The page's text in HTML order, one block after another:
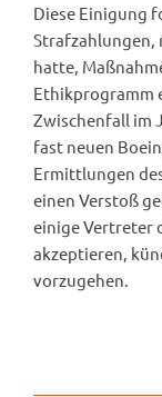
Diese Einigung
Strafzahlungen,
hatte,
Ethikprogramm
Zwischenfall im
fast neuen
Ermittlungen
einen Verstoß
einige Vertreter
akzeptieren,
vorzugehen.